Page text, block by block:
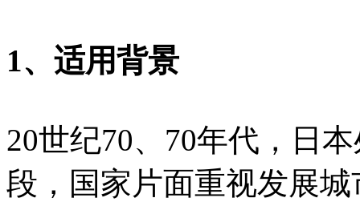
1、适用背景
20世纪70、70年代，日
段，国家片面重视发展